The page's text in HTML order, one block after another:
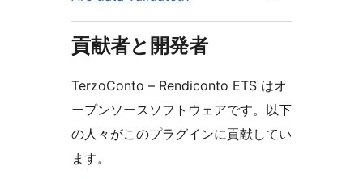
貢献者と開発者
TerzoConto – Rendiconto ETS はオ
ープンソースソフトウェアです。以下
の人々がこのプラグインに貢献してい
ます。